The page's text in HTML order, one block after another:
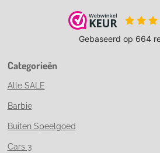
Categorieën
Alle SALE
Barbie
Buiten Speelgoed
Cars 3